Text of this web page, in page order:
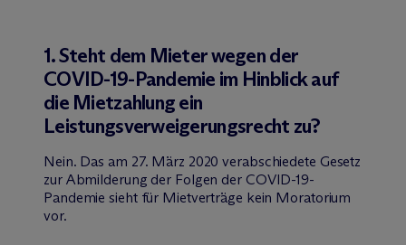
1. Steht dem Mieter wegen der
COVID-19-Pandemie im Hinblick auf
die Mietzahlung ein
Leistungsverweigerungsrecht zu?
Nein. Das am 27. März 2020 verabschiedete Gesetz
zur Abmilderung der Folgen der COVID-19-
Pandemie sieht für Mietverträge kein Moratorium
vor.